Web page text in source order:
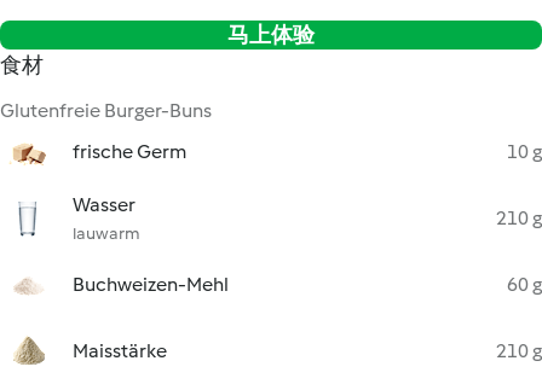
马上体验
食材
Glutenfreie Burger-Buns
frische Germ
10 g
Wasser
lauwarm
210 g
Buchweizen-Mehl 60 g
Maisstärke 210 g